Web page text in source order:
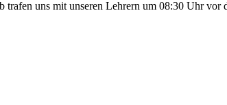
uns mit unseren Lehrern um 08:30 Uhr vor